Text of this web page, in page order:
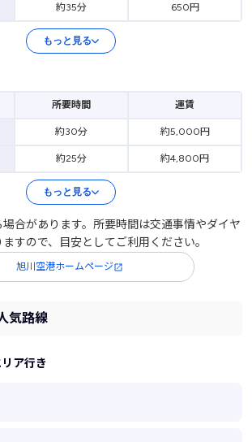
約35分 650円
もっと見る
所要時間 運賃
約30分 約5,000円
約25分 約4,800円
もっと見る
合があります。所要時間は交通事情やダイヤ
すので、目安としてご利用ください。
旭川空港ホームページ
気路線
ア行き